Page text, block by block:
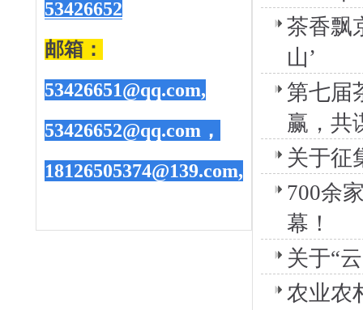
53426652
邮箱：
53426651@qq.com,
53426652@qq.com，
18126505374@139.com,
茶香飘
山’
第七届
赢，共
关于征
700余
幕！
关于“
农业农